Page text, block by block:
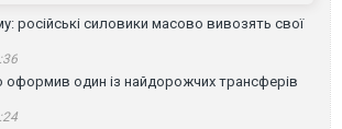
російські силовики масово вивозять свої
оформив один із найдорожчих трансферів